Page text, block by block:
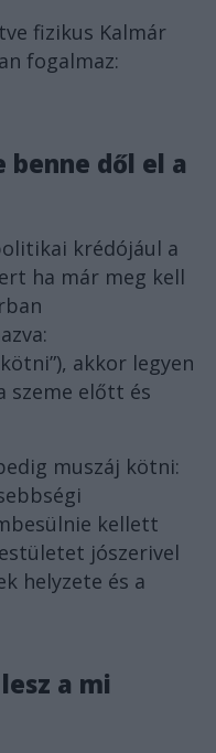
fizikus Kalmár
fogalmaz:
dől el a
krédójául a
ha már meg kell
akkor legyen
szeme előtt és
muszáj kötni:
kellett
jószerivel
helyzete és a
a mi